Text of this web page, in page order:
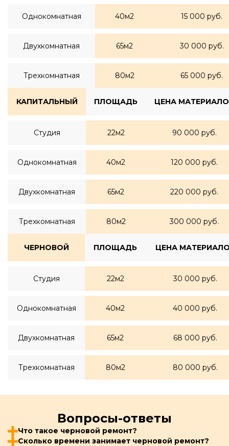
Однокомнатная 40м2 15 000 руб.
Двухкомнатная 65м2 30 000 руб.
Трехкомнатная 80м2 65 000 руб.
КАПИТАЛЬНЫЙ ПЛОЩАДЬ ЦЕНА
Студия 22м2 90 000 руб.
Однокомнатная 40м2 120 000 руб.
Двухкомнатная 65м2 220 000 руб.
Трехкомнатная 80м2 300 000 руб.
ЧЕРНОВОЙ ПЛОЩАДЬ ЦЕНА
Студия 22м2 30 000 руб.
Однокомнатная 40м2 40 000 руб.
Двухкомнатная 65м2 68 000 руб.
Трехкомнатная 80м2 80 000 руб.
Вопросы-ответы
Что такое черновой ремонт?
Сколько времени занимает черновой ремонт?